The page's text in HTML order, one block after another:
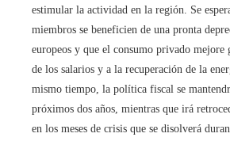
estimular la actividad en la región. Se
miembros se beneficien de una pronta
europeos y que el consumo privado mejore
de los salarios y a la recuperación de la
mismo tiempo, la política fiscal se
próximos dos años, mientras que irá
en los meses de crisis que se disolverá